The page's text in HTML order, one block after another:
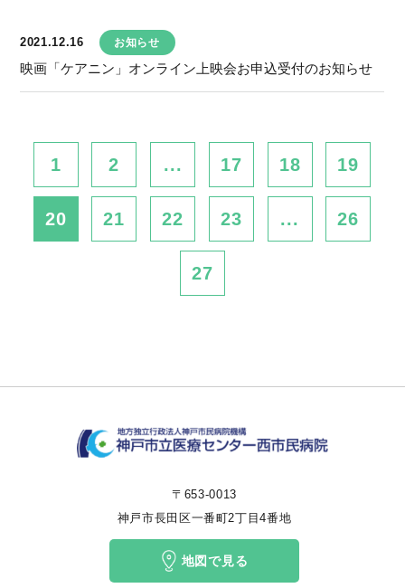
2021.12.16 お知らせ
映画「ケアニン」オンライン上映会お申込受付のお知らせ
1 2 ... 17 18 19
20 21 22 23 ... 26
27
〒653-0013
神戸市長田区一番町2丁目4番地
地図で見る